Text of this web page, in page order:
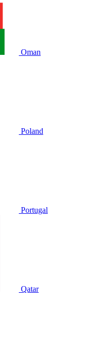
Oman
Poland
Portugal
Qatar